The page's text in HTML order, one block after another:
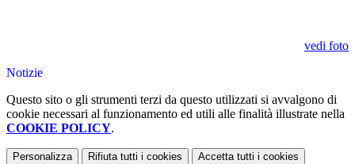
vedi foto
Notizie
Questo sito o gli strumenti terzi da questo utilizzati si avvalgono di
cookie necessari al funzionamento ed utili alle finalità illustrate nella
COOKIE POLICY.
Personalizza Rifiuta tutti i cookies Accetta tutti i cookies